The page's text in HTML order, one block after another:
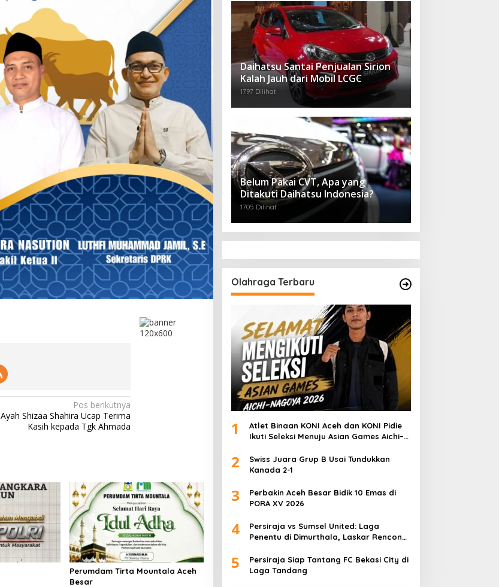
Pos berikutnya
Ayah Shizaa Shahira Ucap Terima
Kasih kepada Tgk Ahmada
Perumdam Tirta Mountala Aceh
Besar
Daihatsu Santai Penjualan Sirion
Kalah Jauh dari Mobil LCGC
1797 Dilihat
Belum Pakai CVT, Apa yang
Ditakuti Daihatsu Indonesia?
1705 Dilihat
Olahraga Terbaru
1
Atlet Binaan KONI Aceh dan KONI Pidie
Ikuti Seleksi Menuju Asian Games Aichi–
2
Swiss Juara Grup B Usai Tundukkan
Kanada 2-1
3
Perbakin Aceh Besar Bidik 10 Emas di
PORA XV 2026
4
Persiraja vs Sumsel United: Laga
Penentu di Dimurthala, Laskar Rencong
5
Persiraja Siap Tantang FC Bekasi City di
Laga Tandang